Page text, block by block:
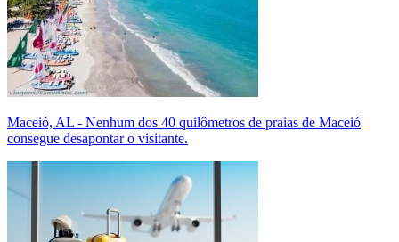
Maceió, AL - Nenhum dos 40 quilômetros de praias de Maceió
consegue desapontar o visitante.